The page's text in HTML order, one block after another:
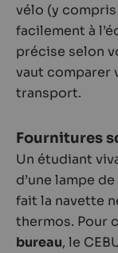
vélo (y
facilement à
précise selon
vaut comparer
transport.
Fournitures
Un étudiant
d’une lampe
fait la navette
thermos. Pour
bureau, le